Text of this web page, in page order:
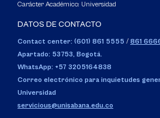
Carácter Académico: Universidad
DATOS DE CONTACTO
Contact center: (601) 861 5555 / 861
Apartado: 53753, Bogotá.
WhatsApp: +57 3205164838
Correo electrónico para inquietudes
Universidad
servicious@unisabana.edu.co